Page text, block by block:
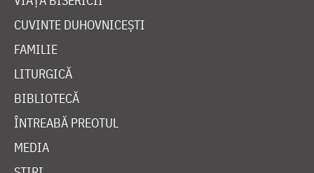
VIAȚA BISERICII
CUVINTE DUHOVNICEȘTI
FAMILIE
LITURGICĂ
BIBLIOTECĂ
ÎNTREABĂ PREOTUL